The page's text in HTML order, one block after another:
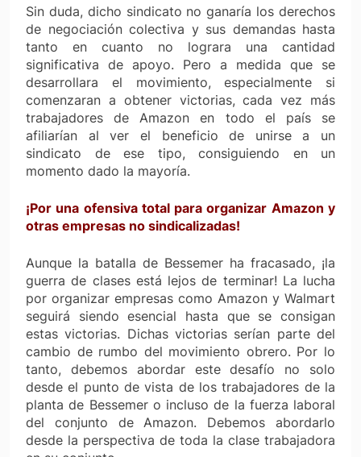
Sin duda, dicho sindicato no ganaría los derechos
de negociación colectiva y sus demandas hasta
tanto en cuanto no lograra una cantidad
significativa de apoyo. Pero a medida que se
desarrollara el movimiento, especialmente si
comenzaran a obtener victorias, cada vez más
trabajadores de Amazon en todo el país se
afiliarían al ver el beneficio de unirse a un
sindicato de ese tipo, consiguiendo en un
momento dado la mayoría.
¡Por una ofensiva total para organizar Amazon y
otras empresas no sindicalizadas!
Aunque la batalla de Bessemer ha fracasado, ¡la
guerra de clases está lejos de terminar! La lucha
por organizar empresas como Amazon y Walmart
seguirá siendo esencial hasta que se consigan
estas victorias. Dichas victorias serían parte del
cambio de rumbo del movimiento obrero. Por lo
tanto, debemos abordar este desafío no solo
desde el punto de vista de los trabajadores de la
planta de Bessemer o incluso de la fuerza laboral
del conjunto de Amazon. Debemos abordarlo
desde la perspectiva de toda la clase trabajadora